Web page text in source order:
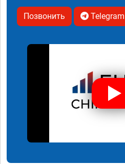
Позвонить Telegram